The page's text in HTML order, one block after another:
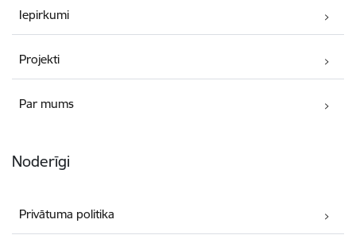
Iepirkumi
Projekti
Par mums
Noderīgi
Privātuma politika